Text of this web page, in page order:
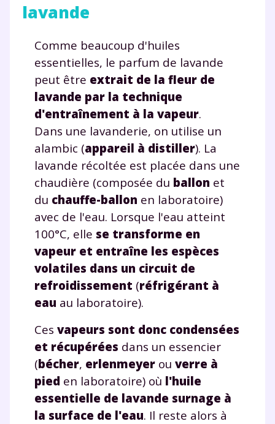
lavande
Comme beaucoup d'huiles
essentielles, le parfum de lavande
peut être extrait de la fleur de
lavande par la technique
d'entraînement à la vapeur.
Dans une lavanderie, on utilise un
alambic (appareil à distiller). La
lavande récoltée est placée dans une
chaudière (composée du ballon et
du chauffe-ballon en laboratoire)
avec de l'eau. Lorsque l'eau atteint
100°C, elle se transforme en
vapeur et entraîne les espèces
volatiles dans un circuit de
refroidissement (réfrigérant à
eau au laboratoire).
Ces vapeurs sont donc condensées
et récupérées dans un essencier
(bécher, erlenmeyer ou verre à
pied en laboratoire) où l'huile
essentielle de lavande surnage à
la surface de l'eau. Il reste alors à